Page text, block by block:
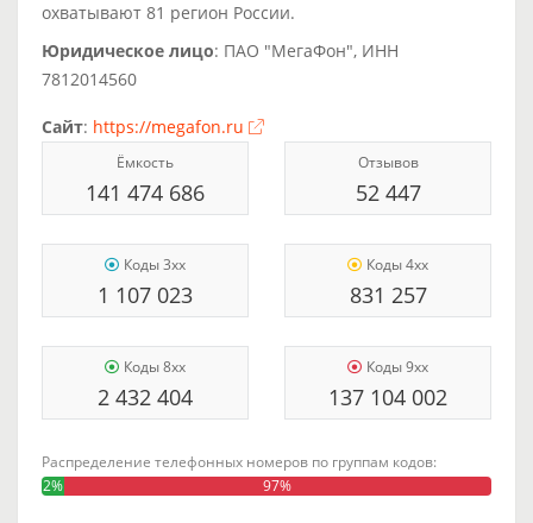
охватывают 81 регион России.
Юридическое лицо: ПАО "МегаФон", ИНН
7812014560
Сайт: https://megafon.ru
Ёмкость
141 474 686
Отзывов
52 447
Коды 3xx
1 107 023
Коды 4xx
831 257
Коды 8xx
2 432 404
Коды 9xx
137 104 002
Распределение телефонных номеров по группам кодов:
2%
97%